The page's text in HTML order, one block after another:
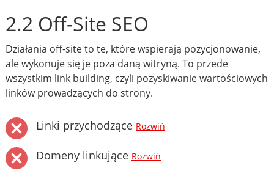
2.2 Off-Site SEO
Działania off-site to te, które wspierają pozycjonowanie,
ale wykonuje się je poza daną witryną. To przede
wszystkim link building, czyli pozyskiwanie wartościowych
linków prowadzących do strony.
Linki przychodzące Rozwiń
Domeny linkujące Rozwiń